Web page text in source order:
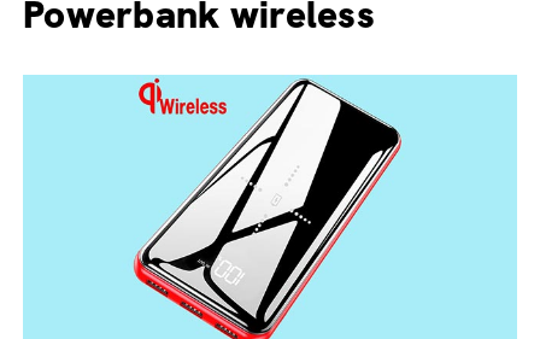
Powerbank wireless